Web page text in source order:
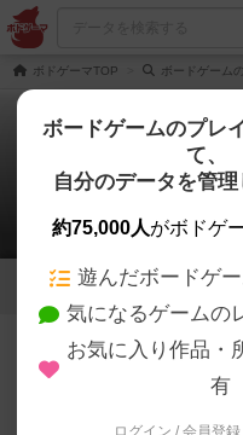
ボドゲーマTOP ボードゲーム
0
1
ログインすると禁足地に関する
ようになります。ルールの疑問
曖昧な表記等について会員同士
ボードゲームのプレ
て、
自分のデータを管理
約75,000人がボドゲ
遊んだボードゲ
気になるゲームの
お気に入り作品・
有
ログイン / 会員登録